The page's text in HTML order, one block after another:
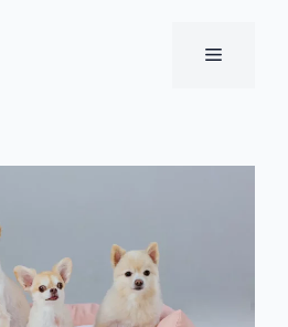
Menu